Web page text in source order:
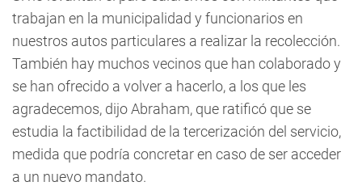
trabajan en la municipalidad y funcionarios en
nuestros autos particulares a realizar la recolección.
También hay muchos vecinos que han colaborado y
se han ofrecido a volver a hacerlo, a los que les
agradecemos, dijo Abraham, que ratificó que se
estudia la factibilidad de la tercerización del servicio,
medida que podría concretar en caso de ser acceder
a un nuevo mandato.